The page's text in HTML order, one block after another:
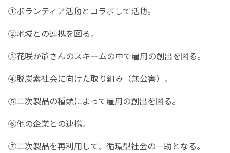
①ボランティア活動とコラボして活動。
②地域との連携を図る。
③花咲か爺さんのスキームの中で雇用の創出を図る。
④脱炭素社会に向けた取り組み（無公害）。
⑤二次製品の種類によって雇用の創出を図る。
⑥他の企業との連携。
⑦二次製品を再利用して、循環型社会の一助となる。